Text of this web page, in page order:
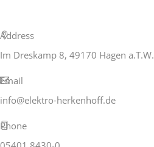
Address
Im Dreskamp 8, 49170 Hagen a.T.W.
Email
info@elektro-herkenhoff.de
Phone